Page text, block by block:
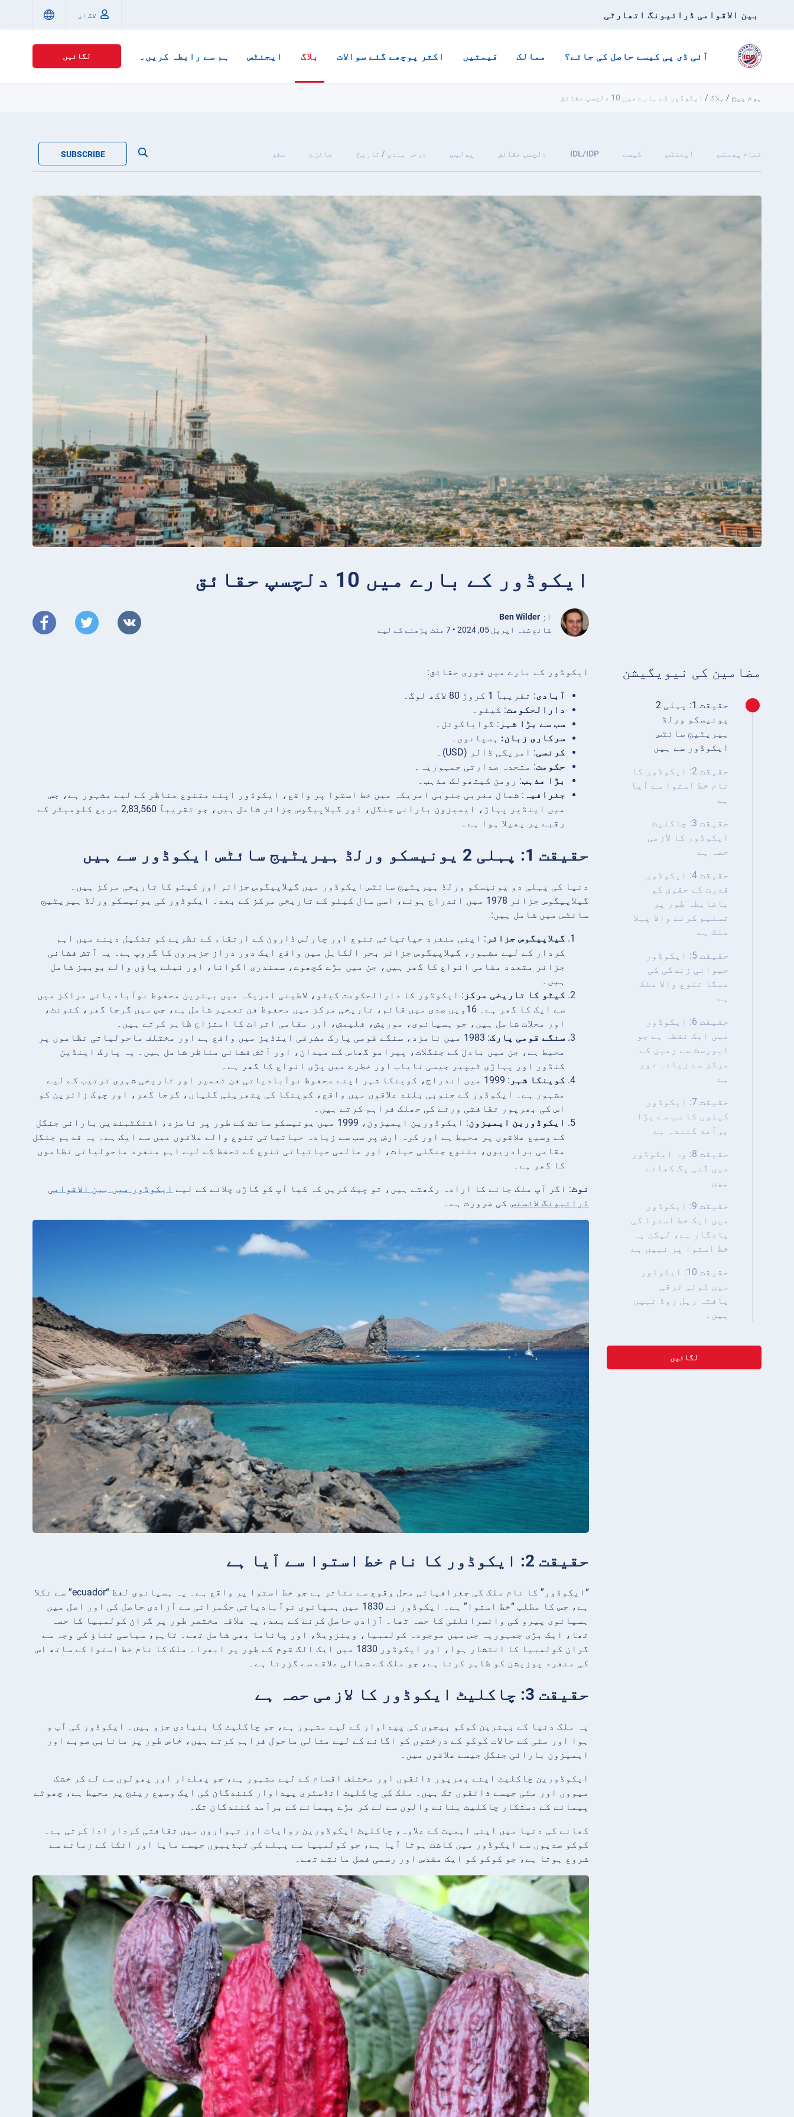
بین الاقوامی ڈرائیونگ اتھارٹی لاگ ان
آئی ڈی پی کیسے حاصل کی جائے؟ ممالک قیمتیں اکثر پوچھے گئے سوالات بلاگ ایجنٹس ہم سے رابطہ کریں۔ لگائیں
ہوم پیج / بلاگ/ ایکوڈور کے بارے میں 10 دلچسپ حقائق
تمام پوسٹس ایجنٹس کیسے IDL/IDP دلچسپ حقائق پولیس درجہ بندی / تاریخ جائزے سفر SUBSCRIBE
ایکوڈور کے بارے میں 10 دلچسپ حقائق
از Ben Wilder
شائع شدہ اپریل 05, 2024 • 7 منٹ پڑھنے کے لیے
مضامین کی نیویگیشن
حقیقت 1: پہلی 2
یونیسکو ورلڈ
ہیریٹیج سائٹس
ایکوڈور سے ہیں
حقیقت 2: ایکوڈور کا
نام خط استوا سے آیا
ہے
حقیقت 3: چاکلیٹ
ایکوڈور کا لازمی
حصہ ہے
حقیقت 4: ایکوڈور
قدرت کے حقوق کو
باضابطہ طور پر
تسلیم کرنے والا پہلا
ملک ہے
حقیقت 5: ایکوڈور
حیوانی زندگی کی
میگا تنوع والا ملک
ہے
حقیقت 6: ایکوڈور
میں ایک نقطہ ہے جو
ایورسٹ سے زمین کے
مرکز سے زیادہ دور
ہے
حقیقت 7: ایکوڈور
کیلوں کا سب سے بڑا
برآمد کنندہ ہے
حقیقت 8: وہ ایکوڈور
میں گنی پگ کھاتے
ہیں
حقیقت 9: ایکوڈور
میں ایک خط استوا کی
یادگار ہے، لیکن یہ
خط استوا پر نہیں ہے
حقیقت 10: ایکوڈور
میں کوئی ترقی
یافتہ ریل روڈ نہیں
ہیں۔
لگائیں
ایکوڈور کے بارے میں فوری حقائق:
آبادی: تقریباً 1 کروڑ 80 لاکھ لوگ۔
دارالحکومت: کیٹو۔
سب سے بڑا شہر : گوایاکوئل۔
سرکاری زبان: ہسپانوی۔
کرنسی: امریکی ڈالر (USD)۔
حکومت: متحدہ صدارتی جمہوریہ۔
بڑا مذہب: رومن کیتھولک مذہب۔
جغرافیہ : شمال مغربی جنوبی امریکہ میں خط استوا پر واقع، ایکوڈور اپنے متنوع مناظر کے لیے مشہور ہے، جس
میں اینڈیز پہاڑ، ایمیزون بارانی جنگل، اور گیلاپیگوس جزائر شامل ہیں، جو تقریباً 2,83,560 مربع کلومیٹر کے
رقبے پر پھیلا ہوا ہے۔
حقیقت 1: پہلی 2 یونیسکو ورلڈ ہیریٹیج سائٹس ایکوڈور سے ہیں
دنیا کی پہلی دو یونیسکو ورلڈ ہیریٹیج سائٹس ایکوڈور میں گیلاپیگوس جزائر اور کیٹو کا تاریخی مرکز ہیں۔
گیلاپیگوس جزائر 1978 میں اندراج ہوئے، اسی سال کیٹو کے تاریخی مرکز کے بعد۔ ایکوڈور کی یونیسکو ورلڈ ہیریٹیج
سائٹس میں شامل ہیں:
گیلاپیگوس جزائر : اپنی منفرد حیاتیاتی تنوع اور چارلس ڈارون کے ارتقاء کے نظریے کو تشکیل دینے میں اہم
کردار کے لیے مشہور، گیلاپیگوس جزائر بحر الکاہل میں واقع ایک دور دراز جزیروں کا گروپ ہے۔ یہ آتش فشانی
جزائر متعدد مقامی انواع کا گھر ہیں، جن میں بڑے کچھوے، سمندری اگوانا، اور نیلے پاؤں والے بوبیز شامل
ہیں۔
کیٹو کا تاریخی مرکز : ایکوڈور کا دارالحکومت کیٹو، لاطینی امریکہ میں بہترین محفوظ نوآبادیاتی مراکز میں
سے ایک کا گھر ہے۔ 16ویں صدی میں قائم، تاریخی مرکز میں محفوظ فن تعمیر شامل ہے، جس میں گرجا گھر، کنونٹ،
اور محلات شامل ہیں، جو ہسپانوی، موریش، فلیمش، اور مقامی اثرات کا امتزاج ظاہر کرتے ہیں۔
سنگے قومی پارک
: 1983 میں نامزد، سنگے قومی پارک مشرقی اینڈیز میں واقع ہے اور مختلف ماحولیاتی نظاموں پر
محیط ہے، جن میں بادل کے جنگلات، پیرامو گھاس کے میدان، اور آتش فشانی مناظر شامل ہیں۔ یہ پارک اینڈین
کنڈور اور پہاڑی ٹیپیر جیسی نایاب اور خطرے میں پڑی انواع کا گھر ہے۔
کوینکا شہر
: 1999 میں اندراج، کوینکا شہر اپنے محفوظ نوآبادیاتی فن تعمیر اور تاریخی شہری ترتیب کے لیے
مشہور ہے۔ ایکوڈور کے جنوبی بلند علاقوں میں واقع، کوینکا کی پتھریلی گلیاں، گرجا گھر، اور چوک زائرین کو
اس کی بھرپور ثقافتی ورثے کی جھلک فراہم کرتے ہیں۔
ایکوڈورین ایمیزون
: ایکوڈورین ایمیزون، 1999 میں یونیسکو سائٹ کے طور پر نامزد، اشنکٹبندیی بارانی جنگل
کے وسیع علاقوں پر محیط ہے اور کرہ ارض پر سب سے زیادہ حیاتیاتی تنوع والے علاقوں میں سے ایک ہے۔ یہ قدیم جنگل
مقامی برادریوں، متنوع جنگلی حیات، اور عالمی حیاتیاتی تنوع کے تحفظ کے لیے اہم منفرد ماحولیاتی نظاموں
کا گھر ہے۔
نوٹ: اگر آپ ملک جانے کا ارادہ رکھتے ہیں، تو چیک کریں کہ کیا آپ کو گاڑی چلانے کے لیے ایکوڈور میں بین الاقوامی
ڈرائیونگ لائسنس کی ضرورت ہے۔
حقیقت 2: ایکوڈور کا نام خط استوا سے آیا ہے
“ایکوڈور” کا نام ملک کی جغرافیائی محل وقوع سے متاثر ہے جو خط استوا پر واقع ہے۔ یہ ہسپانوی لفظ “ecuador” سے نکلا
ہے، جس کا مطلب “خط استوا” ہے۔ ایکوڈور نے 1830 میں ہسپانوی نوآبادیاتی حکمرانی سے آزادی حاصل کی اور اصل میں
ہسپانوی پیرو کی وائسرائلٹی کا حصہ تھا۔ آزادی حاصل کرنے کے بعد، یہ علاقہ مختصر طور پر گران کولمبیا کا حصہ
تھا، ایک بڑی جمہوریہ جس میں موجودہ کولمبیا، وینزویلا، اور پاناما بھی شامل تھے۔ تاہم، سیاسی تناؤ کی وجہ سے
گران کولمبیا کا انتشار ہوا، اور ایکوڈور 1830 میں ایک الگ قوم کے طور پر ابھرا۔ ملک کا نام خط استوا کے ساتھ اس
کی منفرد پوزیشن کو ظاہر کرتا ہے، جو ملک کے شمالی علاقے سے گزرتا ہے۔
حقیقت 3: چاکلیٹ ایکوڈور کا لازمی حصہ ہے
یہ ملک دنیا کے بہترین کوکو بیجوں کی پیداوار کے لیے مشہور ہے، جو چاکلیٹ کا بنیادی جزو ہیں۔ ایکوڈور کی آب و
ہوا اور مٹی کے حالات کوکو کے درختوں کو اگانے کے لیے مثالی ماحول فراہم کرتے ہیں، خاص طور پر مانابی صوبے اور
ایمیزون بارانی جنگل جیسے علاقوں میں۔
ایکوڈورین چاکلیٹ اپنے بھرپور ذائقوں اور مختلف اقسام کے لیے مشہور ہے، جو پھلدار اور پھولوں سے لے کر خشک
میووں اور مٹی جیسے ذائقوں تک ہیں۔ ملک کی چاکلیٹ انڈسٹری پیداوار کنندگان کی ایک وسیع رینج پر محیط ہے، چھوٹے
پیمانے کے دستکار چاکلیٹ بنانے والوں سے لے کر بڑے پیمانے کے برآمد کنندگان تک۔
کھانے کی دنیا میں اپنی اہمیت کے علاوہ، چاکلیٹ ایکوڈورین روایات اور تہواروں میں ثقافتی کردار ادا کرتی ہے۔
کوکو صدیوں سے ایکوڈور میں کاشت ہوتا آیا ہے، جو کولمبیا سے پہلے کی تہذیبوں جیسے مایا اور انکا کے زمانے سے
شروع ہوتا ہے، جو کوکو کو ایک مقدس اور رسمی فصل مانتے تھے۔